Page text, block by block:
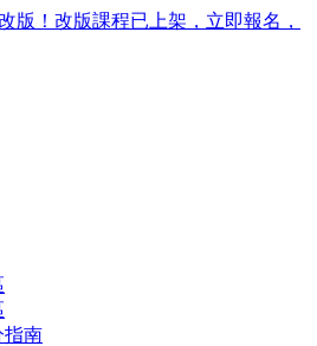
版！改版課程已上架，立即報名，
指南